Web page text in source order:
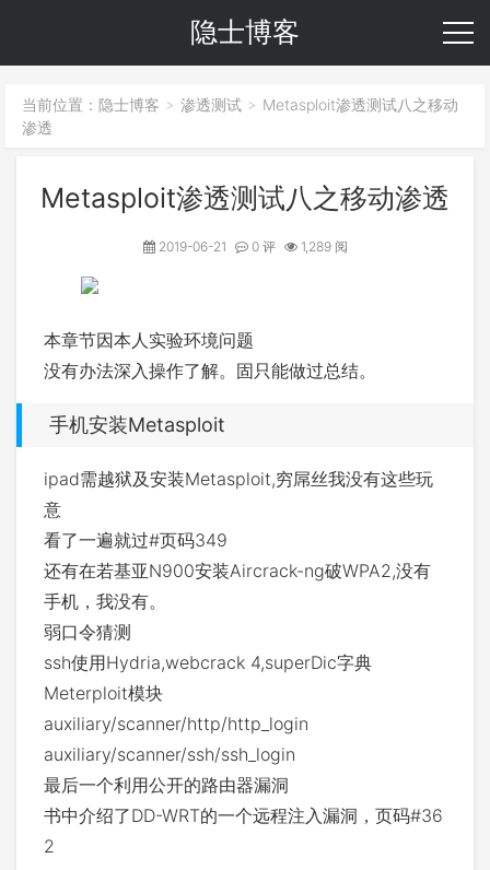
隐士博客
当前位置： 隐士博客 > 渗透测试 > Metasploit渗透测试八之移动
渗透
Metasploit渗透测试八之移动渗透
2019-06-21 0 评 1,289 阅
本章节因本人实验环境问题
没有办法深入操作了解。固只能做过总结。
手机安装Metasploit
ipad需越狱及安装Metasploit,穷屌丝我没有这些玩
意
看了一遍就过#页码349
还有在若基亚N900安装Aircrack-ng破WPA2,没有
手机，我没有。
弱口令猜测
ssh使用Hydria,webcrack 4,superDic字典
Meterploit模块
auxiliary/scanner/http/http_login
auxiliary/scanner/ssh/ssh_login
最后一个利用公开的路由器漏洞
书中介绍了DD-WRT的一个远程注入漏洞，页码#36
2